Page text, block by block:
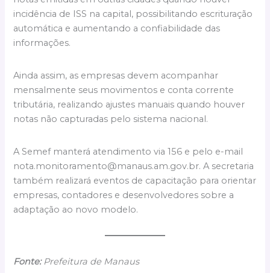
incidência de ISS na capital, possibilitando escrituração
automática e aumentando a confiabilidade das
informações.
Ainda assim, as empresas devem acompanhar
mensalmente seus movimentos e conta corrente
tributária, realizando ajustes manuais quando houver
notas não capturadas pelo sistema nacional.
A Semef manterá atendimento via 156 e pelo e-mail
nota.monitoramento@manaus.am.gov.br. A secretaria
também realizará eventos de capacitação para orientar
empresas, contadores e desenvolvedores sobre a
adaptação ao novo modelo.
Fonte:Prefeitura de Manaus